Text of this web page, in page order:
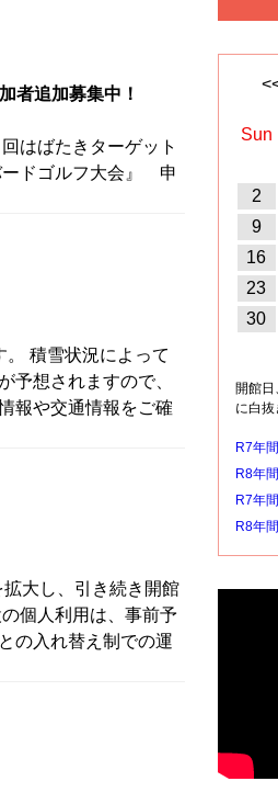
者追加募集中！
はばたきターゲット
ードゴルフ大会』 申
積雪状況によって
予想されますので、
報や交通情報をご確
大し、引き続き開館
個人利用は、事前予
の入れ替え制での運
Sun
2
9
16
23
30
開館
に白抜
R7年
R8年
R7年
R8年